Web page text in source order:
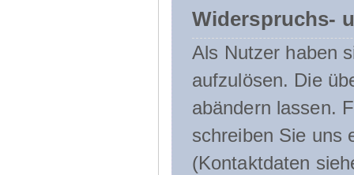
Widerspruchs-
Als Nutzer haben
aufzulösen. Die
abändern lassen.
schreiben Sie uns
(Kontaktdaten